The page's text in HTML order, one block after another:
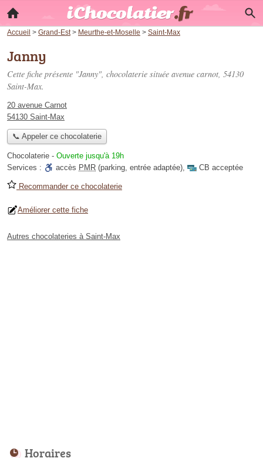
Accueil > Grand-Est > Meurthe-et-Moselle > Saint-Max
Janny
Cette fiche présente "Janny", chocolaterie située avenue carnot, 54130
Saint-Max.
20 avenue Carnot
54130 Saint-Max
📞 Appeler ce chocolaterie
Chocolaterie - Ouverte jusqu'à 19h
Services :
accès PMR (parking, entrée adaptée), CB acceptée
Recommander ce chocolaterie
Améliorer cette fiche
Autres chocolateries à Saint-Max
Horaires